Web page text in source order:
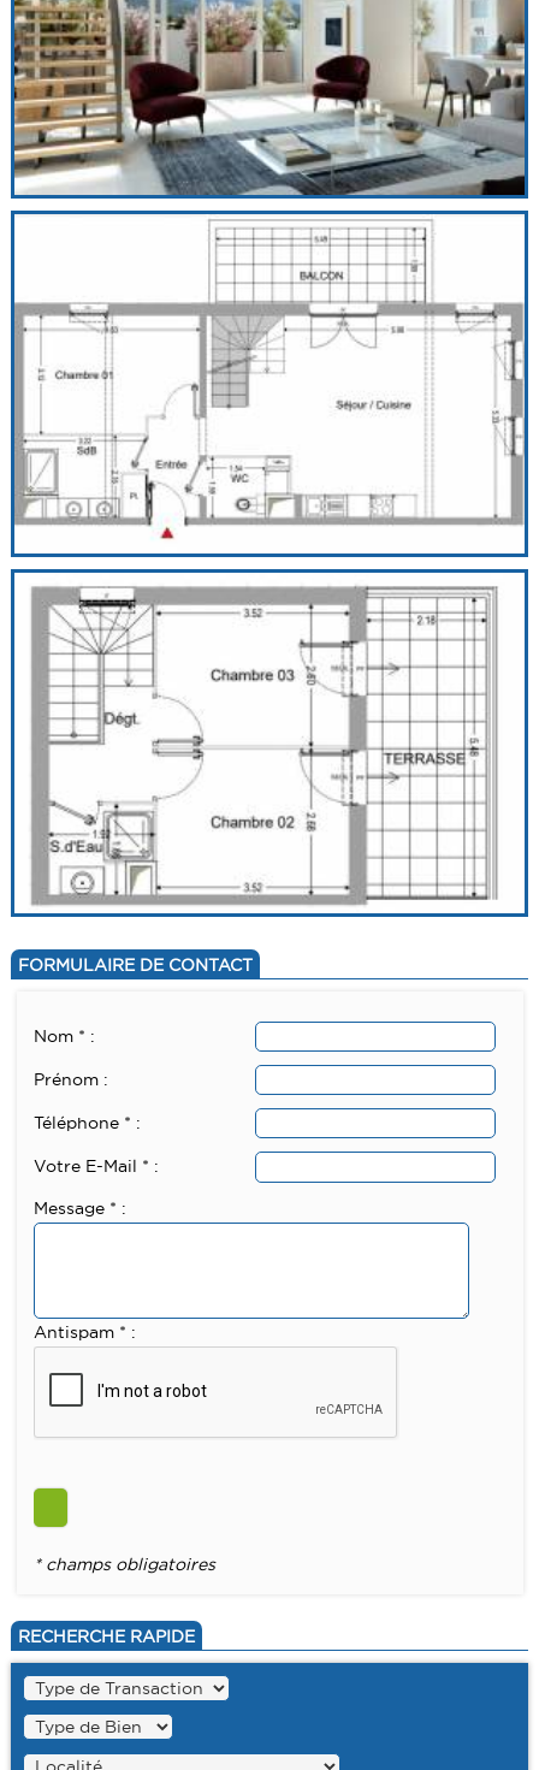
FORMULAIRE DE CONTACT
Nom * :
Prénom :
Téléphone * :
Votre E-Mail * :
Message * :
Antispam * :
* champs obligatoires
RECHERCHE RAPIDE